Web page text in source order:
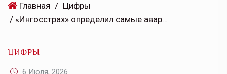
Главная / Цифры
/ «Ингосстрах» определил самые аварийные улицы Москвы
ЦИФРЫ
6 Июля, 2026